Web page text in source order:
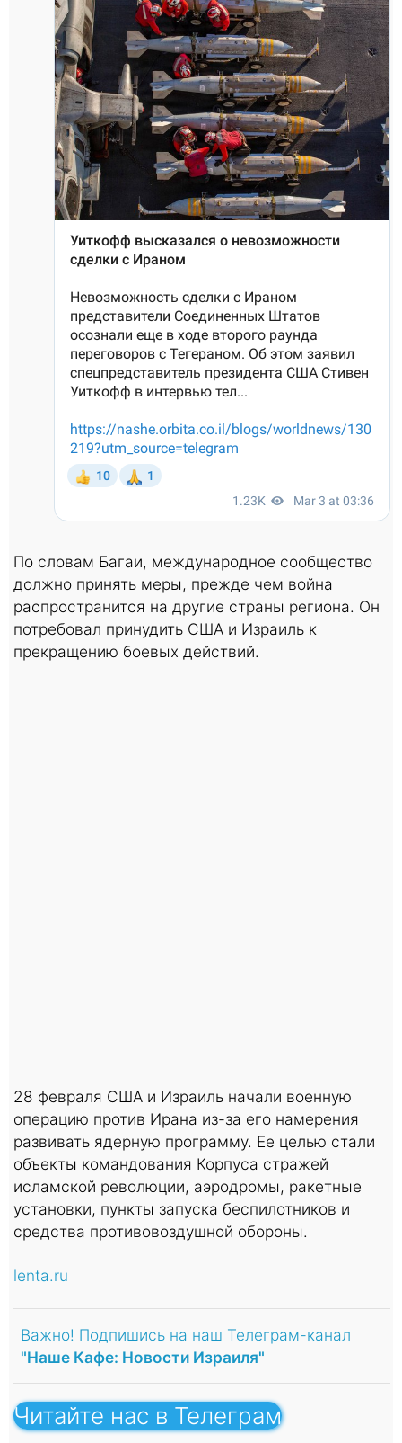
По словам Багаи, международное сообщество
должно принять меры, прежде чем война
распространится на другие страны региона. Он
потребовал принудить США и Израиль к
прекращению боевых действий.
28 февраля США и Израиль начали военную
операцию против Ирана из-за его намерения
развивать ядерную программу. Ее целью стали
объекты командования Корпуса стражей
исламской революции, аэродромы, ракетные
установки, пункты запуска беспилотников и
средства противовоздушной обороны.
lenta.ru
Важно! Подпишись на наш Телеграм-канал
"Наше Кафе: Новости Израиля"
Читайте нас в Телеграм